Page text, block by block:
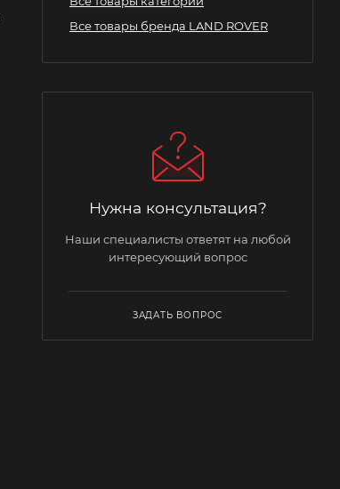
Все товары бренда LAND ROVER
Нужна консультация?
Наши специалисты ответят на любой
интересующий вопрос
ЗАДАТЬ ВОПРОС